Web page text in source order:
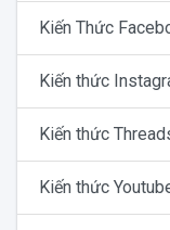
Kiến Thức
Kiến thức
Kiến thức
Kiến thức